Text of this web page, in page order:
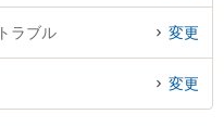
ラブル 変更
変更